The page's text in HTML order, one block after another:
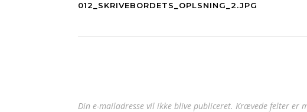
012_SKRIVEBORDETS_OPLSNING_2.JPG
Din e-mailadresse vil ikke blive publiceret. Krævede felter er